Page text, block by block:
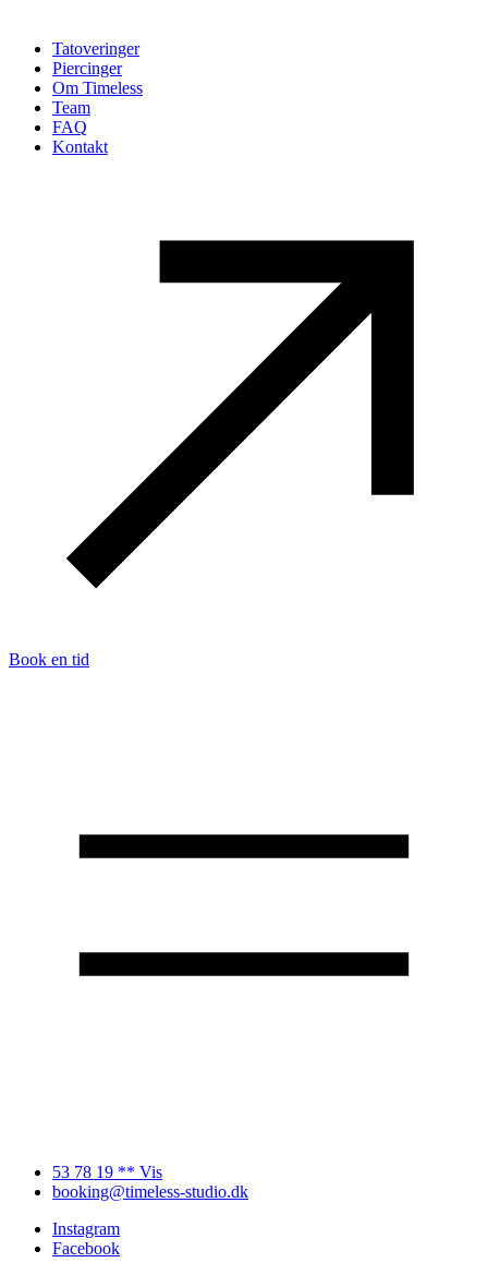
Tatoveringer
Piercinger
Om Timeless
Team
FAQ
Kontakt
Book en tid
53 78 19 ** Vis
booking@timeless-studio.dk
Instagram
Facebook